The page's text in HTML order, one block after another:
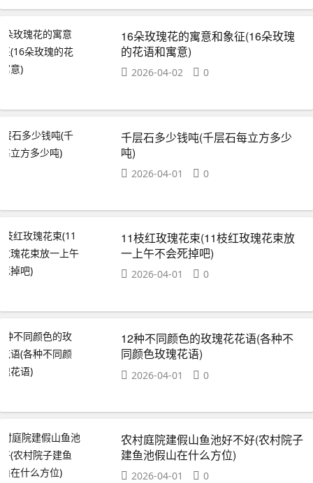
16朵玫瑰花的寓意和象征(16朵玫瑰
的花语和寓意)
2026-04-02 0
千层石多少钱吨(千层石每立方多少
吨)
2026-04-01 0
11枝红玫瑰花束(11枝红玫瑰花束放
一上午不会死掉吧)
2026-04-01 0
12种不同颜色的玫瑰花花语(各种不
同颜色玫瑰花语)
2026-04-01 0
农村庭院建假山鱼池好不好(农村院子
建鱼池假山在什么方位)
2026-04-01 0